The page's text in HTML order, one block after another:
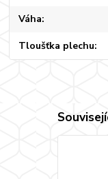
Váha
Tloušťka plechu